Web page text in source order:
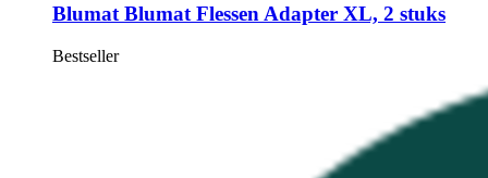
Blumat Blumat Flessen Adapter XL, 2 stuks
Bestseller